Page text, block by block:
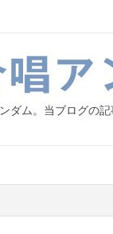
ダム。当ブログの